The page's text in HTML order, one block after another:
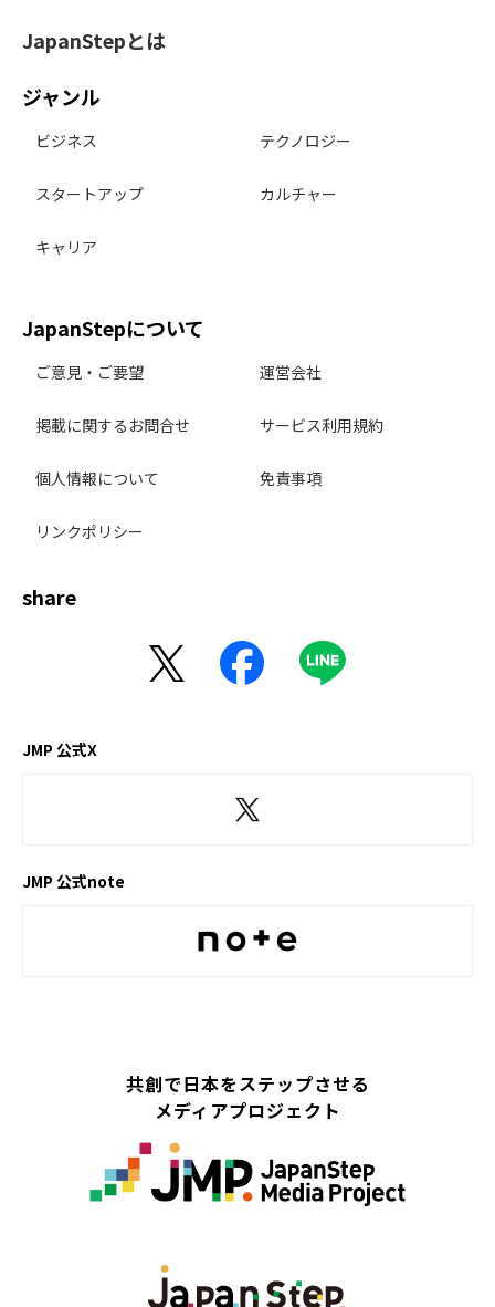
JapanStepとは
ジャンル
ビジネス テクノロジー
スタートアップ カルチャー
キャリア
JapanStepについて
ご意見・ご要望 運営会社
掲載に関するお問合せ サービス利用規約
個人情報について 免責事項
リンクポリシー
share
JMP 公式X
JMP 公式note
共創で日本をステップさせる
メディアプロジェクト